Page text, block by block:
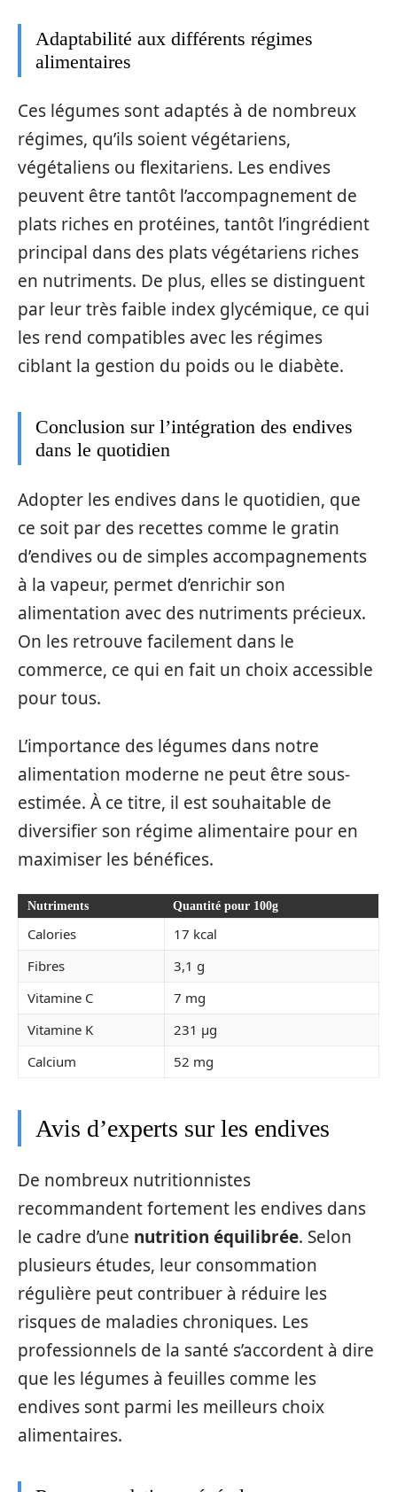
Adaptabilité aux différents régimes
alimentaires
Ces légumes sont adaptés à de nombreux
régimes, qu’ils soient végétariens,
végétaliens ou flexitariens. Les endives
peuvent être tantôt l’accompagnement de
plats riches en protéines, tantôt l’ingrédient
principal dans des plats végétariens riches
en nutriments. De plus, elles se distinguent
par leur très faible index glycémique, ce qui
les rend compatibles avec les régimes
ciblant la gestion du poids ou le diabète.
Conclusion sur l’intégration des endives
dans le quotidien
Adopter les endives dans le quotidien, que
ce soit par des recettes comme le gratin
d’endives ou de simples accompagnements
à la vapeur, permet d’enrichir son
alimentation avec des nutriments précieux.
On les retrouve facilement dans le
commerce, ce qui en fait un choix accessible
pour tous.
L’importance des légumes dans notre
alimentation moderne ne peut être sous-
estimée. À ce titre, il est souhaitable de
diversifier son régime alimentaire pour en
maximiser les bénéfices.
Nutriments Quantité pour 100g
Calories
17 kcal
Fibres
3,1 g
Vitamine C
7 mg
Vitamine K
231 µg
Calcium
52 mg
Avis d’experts sur les endives
De nombreux nutritionnistes
recommandent fortement les endives dans
le cadre d’une nutrition équilibrée. Selon
plusieurs études, leur consommation
régulière peut contribuer à réduire les
risques de maladies chroniques. Les
professionnels de la santé s’accordent à dire
que les légumes à feuilles comme les
endives sont parmi les meilleurs choix
alimentaires.